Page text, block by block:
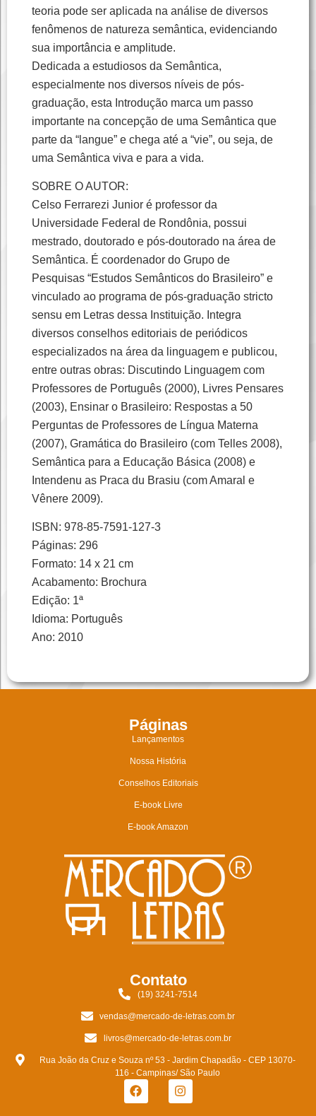
teoria pode ser aplicada na análise de diversos
fenômenos de natureza semântica, evidenciando
sua importância e amplitude.
Dedicada a estudiosos da Semântica,
especialmente nos diversos níveis de pós-
graduação, esta Introdução marca um passo
importante na concepção de uma Semântica que
parte da “langue” e chega até a “vie”, ou seja, de
uma Semântica viva e para a vida.
SOBRE O AUTOR:
Celso Ferrarezi Junior é professor da
Universidade Federal de Rondônia, possui
mestrado, doutorado e pós-doutorado na área de
Semântica. É coordenador do Grupo de
Pesquisas “Estudos Semânticos do Brasileiro” e
vinculado ao programa de pós-graduação stricto
sensu em Letras dessa Instituição. Integra
diversos conselhos editoriais de periódicos
especializados na área da linguagem e publicou,
entre outras obras: Discutindo Linguagem com
Professores de Português (2000), Livres Pensares
(2003), Ensinar o Brasileiro: Respostas a 50
Perguntas de Professores de Língua Materna
(2007), Gramática do Brasileiro (com Telles 2008),
Semântica para a Educação Básica (2008) e
Intendenu as Praca du Brasiu (com Amaral e
Vênere 2009).
ISBN: 978-85-7591-127-3
Páginas: 296
Formato: 14 x 21 cm
Acabamento: Brochura
Edição: 1ª
Idioma: Português
Ano: 2010
Páginas
Lançamentos
Nossa História
Conselhos Editoriais
E-book Livre
E-book Amazon
Contato
(19) 3241-7514
vendas@mercado-de-letras.com.br
livros@mercado-de-letras.com.br
Rua João da Cruz e Souza nº 53 - Jardim Chapadão - CEP 13070-
116 - Campinas/ São Paulo